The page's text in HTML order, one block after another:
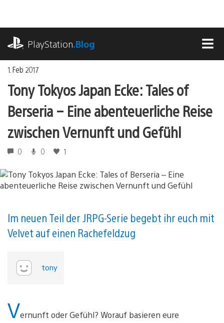
springen
PlayStation.Blog
1. Feb 2017
Tony Tokyos Japan Ecke: Tales of
Berseria – Eine abenteuerliche Reise
zwischen Vernunft und Gefühl
0 0 1
Im neuen Teil der JRPG-Serie begebt ihr euch mit
Velvet auf einen Rachefeldzug
tony
Vernunft oder Gefühl? Worauf basieren eure